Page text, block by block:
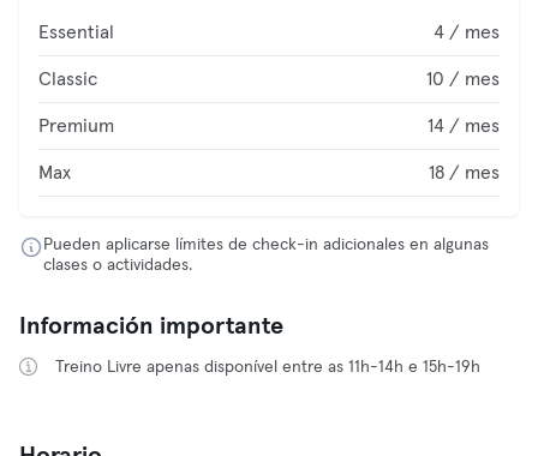
Essential 4 / mes
Classic 10 / mes
Premium 14 / mes
Max 18 / mes
Pueden aplicarse límites de check-in adicionales en algunas
clases o actividades.
Información importante
Treino Livre apenas disponível entre as 11h-14h e 15h-19h